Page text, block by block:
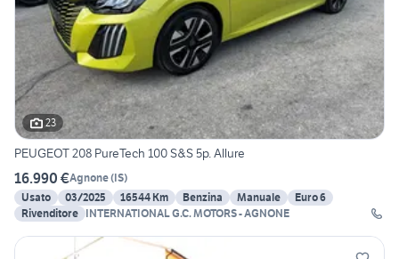
23
PEUGEOT 208 PureTech 100 S&S 5p. Allure
16.990 €Agnone(IS)
Usato
03/2025 16544 Km Benzina Manuale
Euro 6
Rivenditore INTERNATIONAL G.C. MOTORS - AGNONE